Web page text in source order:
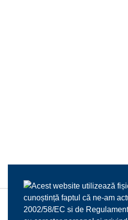
Acest website utilizează
cunoștință faptul că ne-am
2002/58/EC si de